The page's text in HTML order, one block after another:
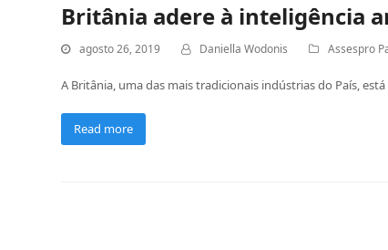
Britânia adere à inteligência
agosto 26, 2019 Daniella Wodonis Assespro
A Britânia, uma das mais tradicionais indústrias do País,
Read more